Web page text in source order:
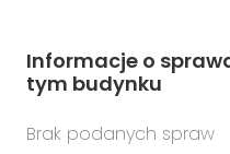
Informacje o
tym budynku
Brak podanych spraw